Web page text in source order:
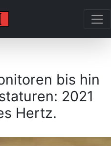
bis hin
2021
Hertz.